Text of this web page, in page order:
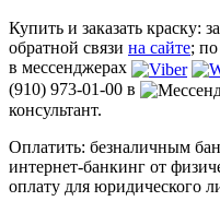
Купить и заказать краску:
обратной связи на сайте;
в мессенджерах
(910) 973-01-00 в
консультант.
Оплатить: безналичным
интернет-банкинг от
оплату для юридического